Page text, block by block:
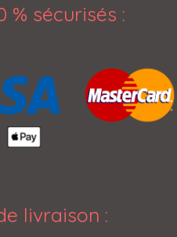
% sécurisés :
livraison :